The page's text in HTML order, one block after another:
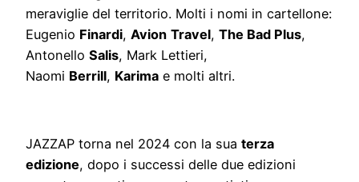
meraviglie del territorio. Molti i nomi in cartellone:
Eugenio Finardi, Avion Travel, The Bad Plus,
Antonello Salis, Mark Lettieri,
Naomi Berrill, Karima e molti altri.
JAZZAP torna nel 2024 con la sua terza
edizione, dopo i successi delle due edizioni